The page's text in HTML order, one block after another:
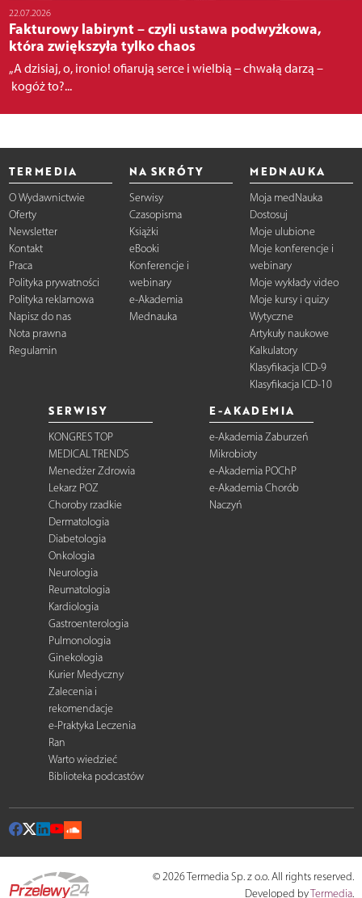
22.07.2026
Fakturowy labirynt – czyli ustawa podwyżkowa,
która zwiększyła tylko chaos
„A dzisiaj, o, ironio! ofiarują serce i wielbią – chwałą darzą –
kogóż to?...
TERMEDIA
O Wydawnictwie
Oferty
Newsletter
Kontakt
Praca
Polityka prywatności
Polityka reklamowa
Napisz do nas
Nota prawna
Regulamin
NA SKRÓTY
Serwisy
Czasopisma
Książki
eBooki
Konferencje i
webinary
e-Akademia
Mednauka
MEDNAUKA
Moja medNauka
Dostosuj
Moje ulubione
Moje konferencje i
webinary
Moje wykłady video
Moje kursy i quizy
Wytyczne
Artykuły naukowe
Kalkulatory
Klasyfikacja ICD-9
Klasyfikacja ICD-10
SERWISY
KONGRES TOP
MEDICAL TRENDS
Menedżer Zdrowia
Lekarz POZ
Choroby rzadkie
Dermatologia
Diabetologia
Onkologia
Neurologia
Reumatologia
Kardiologia
Gastroenterologia
Pulmonologia
Ginekologia
Kurier Medyczny
Zalecenia i
rekomendacje
e-Praktyka Leczenia
Ran
Warto wiedzieć
Biblioteka podcastów
E-AKADEMIA
e-Akademia Zaburzeń
Mikrobioty
e-Akademia POChP
e-Akademia Chorób
Naczyń
© 2026 Termedia Sp. z o.o. All rights reserved.
Developed byTermedia.